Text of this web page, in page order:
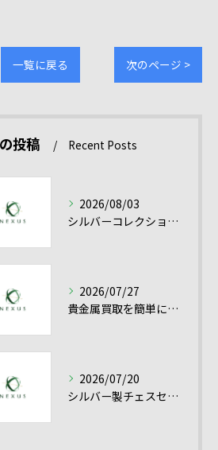
一覧に戻る 次のページ >
投稿 Recent Posts
2026/08/03
シルバーコレクション売却を愛知県で有利に進める貴金属シルバー買取の実践ポイント
2026/07/27
貴金属買取を簡単に成功させるシルバー買取と高額売却のコツ
2026/07/20
シルバー製チェスセット買取を愛知県で高く売るための査定ポイントと貴金属の評価基準